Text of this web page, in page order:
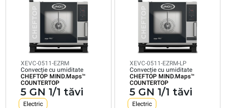
Convecție
umiditate
CHEFTOP
MIND.Maps™
COUNTERTOP
GN
1/1
tăvi
Electric
EZRM-
LP
Convecție
umiditate
CHEFTOP
MIND.Maps™
COUNTERTOP
5
GN
1/1
tăvi
EZRM
Convecție
umiditate
CHEFTOP
MIND.Maps™
COUNTERTOP
GN
1/1
tăvi
Electric
EZRM
Convecție
umiditate
MIND.Maps™
COUNTERTOP
10
GN
1/1
tăvi
XEVC-0511-EZRM
Convecție cu umiditate
CHEFTOP MIND.Maps™
COUNTERTOP
5 GN 1/1 tăvi
Electric
XEVC-0511-EZRM-LP
Convecție cu umiditate
CHEFTOP MIND.Maps™
COUNTERTOP
5 GN 1/1 tăvi
Electric